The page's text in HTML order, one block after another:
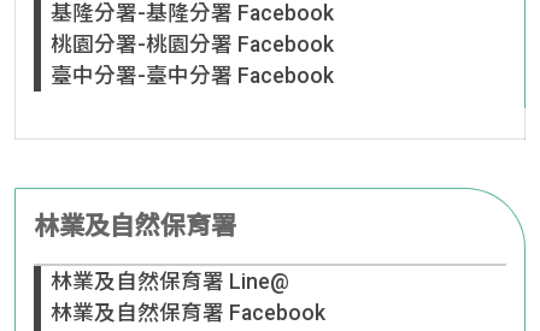
基隆分署-基隆分署 Facebook
桃園分署-桃園分署 Facebook
臺中分署-臺中分署 Facebook
林業及自然保育署
林業及自然保育署 Line@
林業及自然保育署 Facebook